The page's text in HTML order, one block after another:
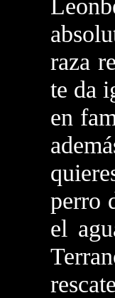
raza
te da
en
perro
el